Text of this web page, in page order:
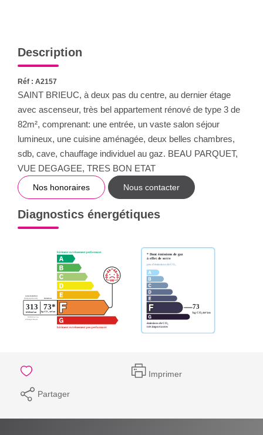
Description
Réf : A2157
SAINT BRIEUC, à deux pas du centre, au dernier étage
avec ascenseur, très bel appartement rénové de type 3 de
82m², comprenant: une entrée, un vaste salon séjour
lumineux, une cuisine aménagée, deux belles chambres,
sdb, cave, chauffage individuel au gaz. BEAU PARQUET,
VUE DEGAGEE, TRES BON ETAT
Nos honoraires Nous contacter
Diagnostics énergétiques
Imprimer
Partager